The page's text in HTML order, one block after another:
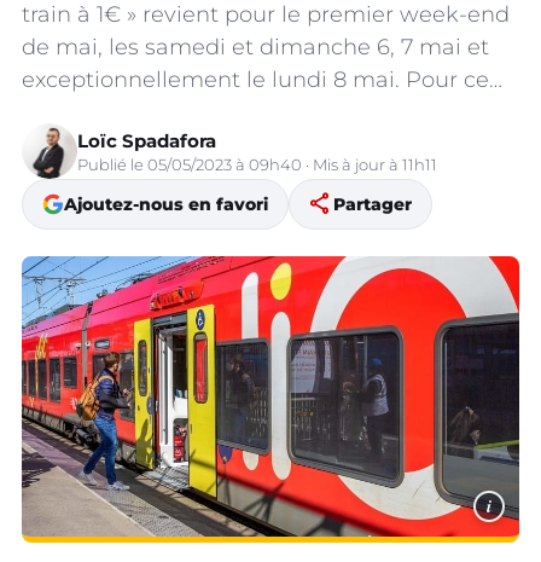
train à 1€ » revient pour le premier week-end
de mai, les samedi et dimanche 6, 7 mai et
exceptionnellement le lundi 8 mai. Pour ce…
Loïc Spadafora
Publié le 05/05/2023 à 09h40 · Mis à jour à 11h11
Ajoutez-nous en favori share Partager
i